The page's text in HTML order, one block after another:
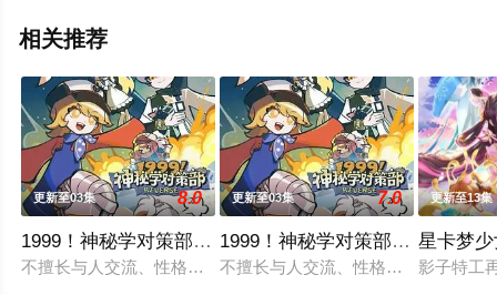
相关推荐
更新至03集 8.0
1999！神秘学对策部英语
不擅长与人交流、性格腼腆的马库斯在一场乌龙中意外成为了“
更新至03集 7.0
1999！神秘学对策部国语
不擅长与人交流、性格腼腆的马库斯
更新至13集
星卡梦
影子特工